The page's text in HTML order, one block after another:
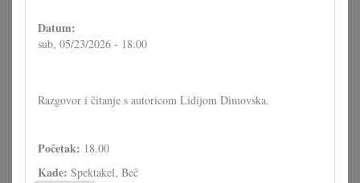
Datum:
sub, 05/23/2026 - 18:00
Razgovor i čitanje s autoricom Lidijom Dimovska.
Početak: 18.00
Kade: Spektakel, Beč